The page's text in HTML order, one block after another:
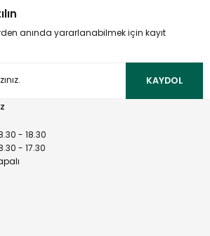
iletebilirsiniz.
için teşekkür ederiz.
eksik bilgiler bulunuyor.
alternatifler olmalı.
anında yararlanabilmek için kayıt
KAYDOL
- 18.30
- 17.30